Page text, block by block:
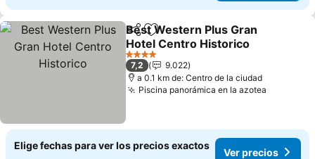
CompartirAgregar a favoritos
Best Western Plus Gran
Hotel Centro Historico
Ver precios
4 Estrellas
7,2
9.022
a 0.1 km de: Centro de la ciudad
Piscina panorámica en la azotea
Elige fechas para ver los precios exactos
Ver precios